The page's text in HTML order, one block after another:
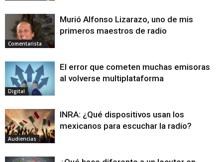
Comentarista
Murió Alfonso Lizarazo, uno de mis
primeros maestros de radio
Digital
El error que cometen muchas emisoras
al volverse multiplataforma
Audiencias
INRA: ¿Qué dispositivos usan los
mexicanos para escuchar la radio?